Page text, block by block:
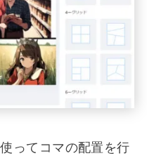
ってコマの配置を行